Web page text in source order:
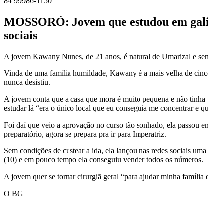
MOSSORÓ: Jovem que estudou em
sociais
A jovem Kawany Nunes, de 21 anos, é natural de Umarizal e
Vinda de uma família humildade, Kawany é a mais velha de
nunca desistiu.
A jovem conta que a casa que mora é muito pequena e não
estudar lá “era o único local que eu conseguia me concentrar e
Foi daí que veio a aprovação no curso tão sonhado, ela passou
preparatório, agora se prepara pra ir para Imperatriz.
Sem condições de custear a ida, ela lançou nas redes sociais
(10) e em pouco tempo ela conseguiu vender todos os números.
A jovem quer se tornar cirurgiã geral “para ajudar minha família
O BG